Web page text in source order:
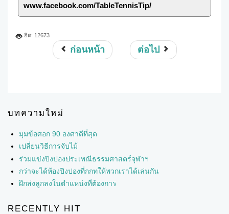
www.facebook.com/TableTennisTip/
ฮิต: 12673
ก่อนหน้า ต่อไป
บทความใหม่
มุมข้อศอก 90 องศาดีที่สุด
เปลี่ยนวิธีการจับไม้
ร่วมแข่งปิงปองประเพณีธรรมศาสตร์จุฬาฯ
กว่าจะได้ห้องปิงปองที่กกทให้พวกเราได้เล่นกัน
ฝึกส่งลูกลงในตำแหน่งที่ต้องการ
RECENTLY HIT